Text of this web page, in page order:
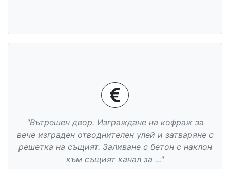
"Вътрешен двор. Изграждане на кофраж за
вече изграден отводнителен улей и затваряне с
решетка на същият. Заливане с бетон с наклон
към същият канал за ..."